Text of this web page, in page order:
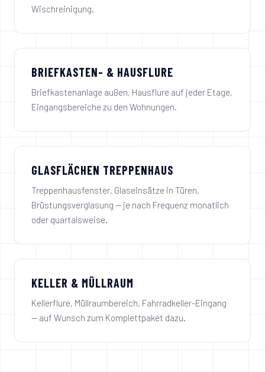
Wischreinigung.
BRIEFKASTEN- & HAUSFLURE
Briefkastenanlage außen, Hausflure auf jeder Etage,
Eingangsbereiche zu den Wohnungen.
GLASFLÄCHEN TREPPENHAUS
Treppenhausfenster, Glaseinsätze in Türen,
Brüstungsverglasung — je nach Frequenz monatlich
oder quartalsweise.
KELLER & MÜLLRAUM
Kellerflure, Müllraumbereich, Fahrradkeller-Eingang
— auf Wunsch zum Komplettpaket dazu.